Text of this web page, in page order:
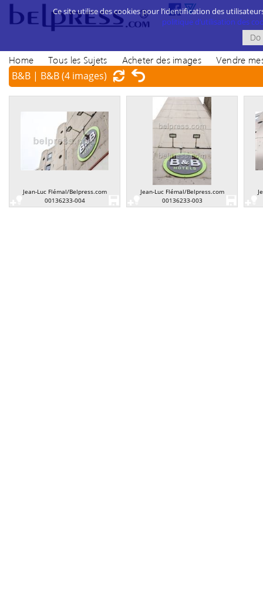
Home Tous les Sujets Acheter des images Vendre
B&B | B&B(4 images)
Jean-Luc Flémal/Belpress.com
00136233-004
Jean-Luc Flémal/Belpress.com
00136233-003
Ce site utilise des cookies pour l’identification des
politique d’utilisation des